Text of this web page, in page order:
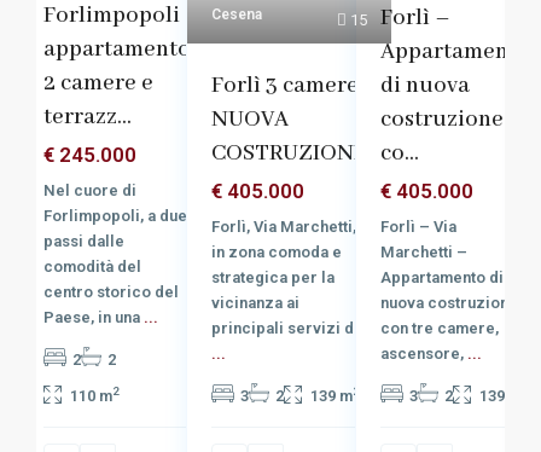
Forlimpopoli
appartamento
2 camere e
terrazz...
€ 245.000
Nel cuore di
Forlimpopoli, a due
passi dalle
comodità del
centro storico del
Paese, in una ...
2
2
110 m2
15
Cesena
Forlì 3 camere
NUOVA
COSTRUZIONE
€ 405.000
Forlì, Via Marchetti,
in zona comoda e
strategica per la
vicinanza ai
principali servizi d
...
3 2 139 m2
Forlì –
Appartamento
di nuova
costruzione
co...
€ 405.000
Forlì – Via
Marchetti –
Appartamento di
nuova costruzione
con tre camere,
ascensore, ...
3 2 139 m